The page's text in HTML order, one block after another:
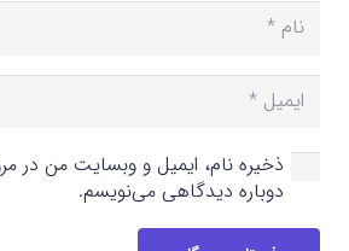
ذخیره نام، ایمیل و وبسایت من در
دوباره دیدگاهی می‌نویسم.